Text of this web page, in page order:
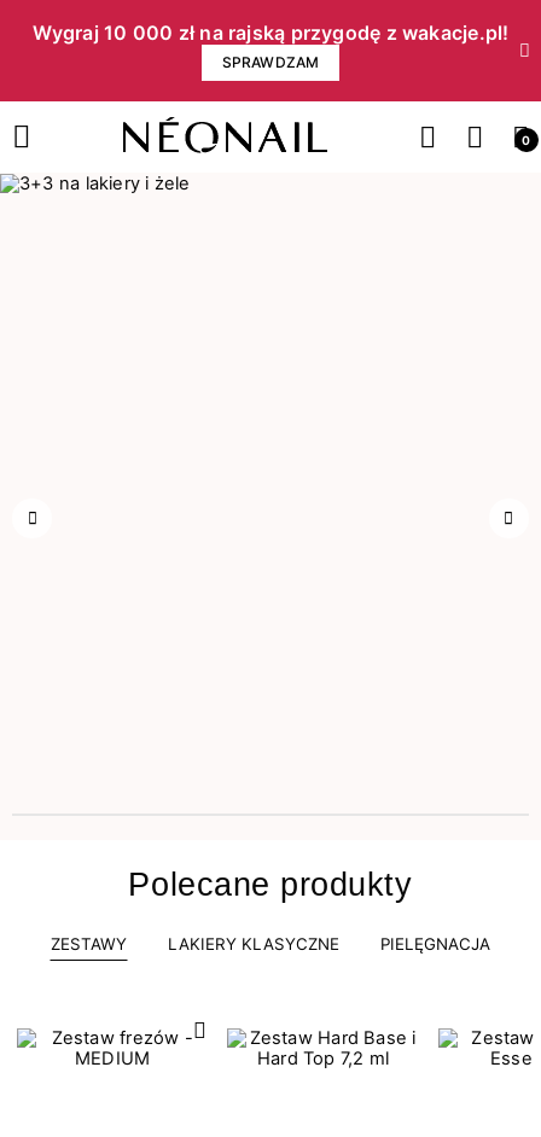
Wygraj 10 000 zł na rajską przygodę z wakacje.pl!​
SPRAWDZAM
0
Polecane produkty
ZESTAWY LAKIERY KLASYCZNE PIELĘGNACJA